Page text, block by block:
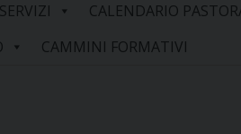
CALENDARIO
CAMMINI FORMATIVI